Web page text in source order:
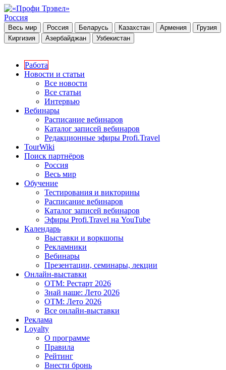
Россия
Весь мир Россия Беларусь Казахстан Армения
Грузия
Киргизия
Азербайджан Узбекистан
Работа
Новости и статьи
Все новости
Все статьи
Интервью
Вебинары
Расписание вебинаров
Каталог записей вебинаров
Редакционные эфиры Profi.Travel
TourWiki
Поиск партнёров
Россия
Весь мир
Обучение
Тестирования и викторины
Расписание вебинаров
Каталог записей вебинаров
Эфиры Profi.Travel на YouTube
Календарь
Выставки и воркшопы
Рекламники
Вебинары
Презентации, семинары, лекции
Онлайн-выставки
OTM: Рестарт 2026
Знай наше: Лето 2026
OTM: Лето 2026
Все онлайн-выставки
Реклама
Loyalty
О программе
Правила
Рейтинг
Внести бронь